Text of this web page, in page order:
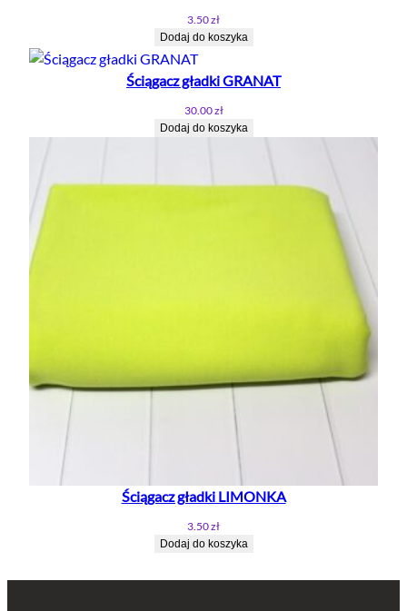
3.50zł
Dodaj do koszyka
Ściągacz gładki GRANAT
30.00zł
Dodaj do koszyka
Ściągacz gładki LIMONKA
3.50zł
Dodaj do koszyka